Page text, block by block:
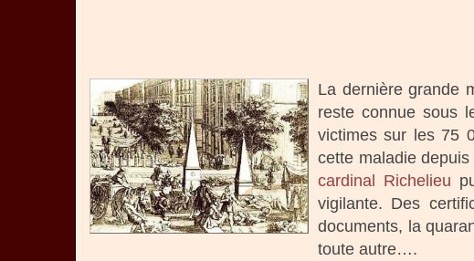
La dernière grande
reste connue sous
victimes sur les 75
cette maladie
cardinal Richelieu
vigilante. Des
documents, la
toute autre….